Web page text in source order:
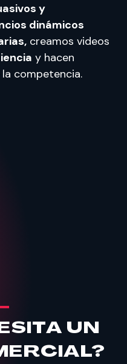
y
dinámicos
creamos videos
y hacen
competencia.
UN